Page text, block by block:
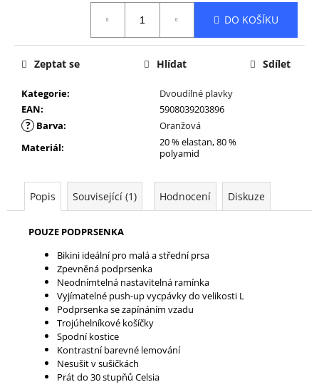
DO KOŠÍKU
Kategorie:
Dvoudílné plavky
EAN: 5908039203896
? Barva:
Oranžová
Materiál:
20 % elastan, 80 %
polyamid
Zeptat se Hlídat Sdílet
Popis Související (1) Hodnocení Diskuze
POUZE PODPRSENKA
Bikini ideální pro malá a střední prsa
Zpevněná podprsenka
Neodnímtelná nastavitelná ramínka
Vyjímatelné push-up vycpávky do velikosti L
Podprsenka se zapínáním vzadu
Trojúhelníkové košíčky
Spodní kostice
Kontrastní barevné lemování
Nesušit v sušičkách
Prát do 30 stupňů Celsia